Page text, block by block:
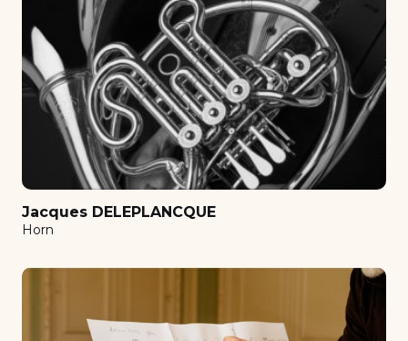
Lyrique moderne
MAO (musique assistée par ordinateur)
Music history
Musical
Musical initiation
Musique assistée par ordinateur (MAO)
Oboe
Orchestration
Petite clarinette en mi bémol
Jacques DELEPLANCQUE
Horn